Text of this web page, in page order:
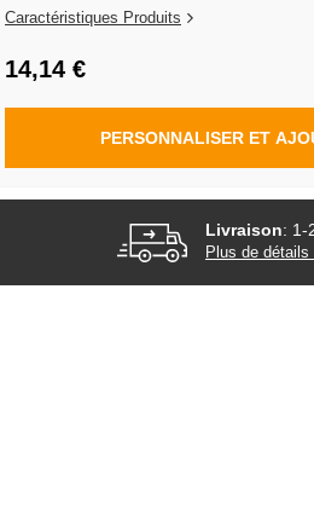
Caractéristiques Produits
14,14 €
PERSONNALISER ET
Livraison: 1-
Plus de